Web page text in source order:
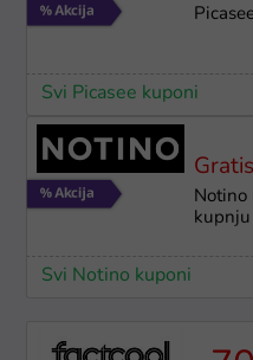
Svi Picasee kuponi
Notino
Svi Notino kuponi